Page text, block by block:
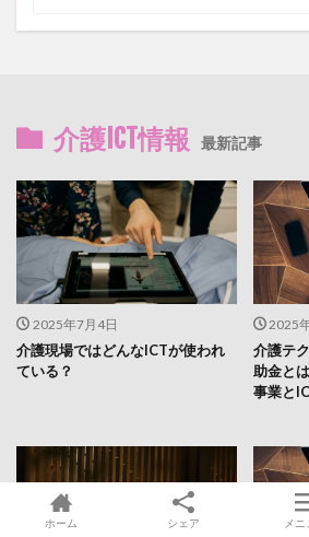
介護ICT情報 最新記事
2025年7月4日
介護現場ではどんなICTが使われ
ている？
2025
介護テ
助金と
事業と
ホーム シェア メニ